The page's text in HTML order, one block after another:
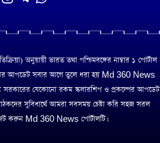
অনুয়ায়ী ভারত তথা পশ্চিমবঙ্গের নাম্বার ১ পোর্টাল
আপডেট সবার আগে তুলে ধরা হয় Md 360 News
সরকারের যেকোনো রকম স্কলারশিপ ও প্রকল্পের আপডেট
সুবিধার্থে আমরা সবসময় চেষ্টা করি সহজ সরল
করুন Md 360 News পোর্টালটি।